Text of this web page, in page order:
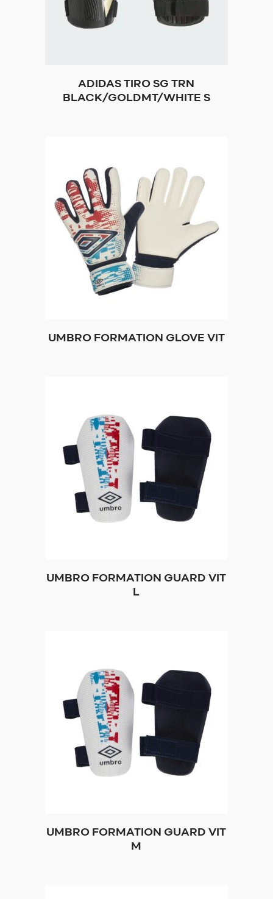
ADIDAS TIRO SG TRN
BLACK/GOLDMT/WHITE S
UMBRO FORMATION GLOVE VIT
UMBRO FORMATION GUARD VIT
L
UMBRO FORMATION GUARD VIT
M